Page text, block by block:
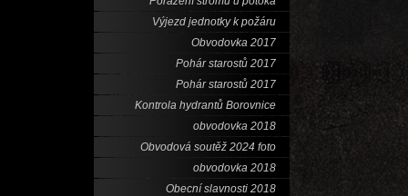
Výjezd jednotky k požáru
Obvodovka 2017
Pohár starostů 2017
Pohár starostů 2017
Kontrola hydrantů Borovnice
obvodovka 2018
Obvodová soutěž 2024 foto
obvodovka 2018
Obecní slavnosti 2018